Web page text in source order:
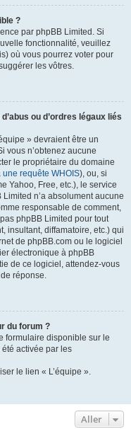
?
par phpBB Limited. Si
fonctionnalité, veuillez
où vous pourrez voter pour
les vôtres.
ou d’ordres légaux liés
» devraient être un
vous n’obtenez aucune
le propriétaire du domaine
une requête WHOIS), ou, si
Yahoo, Free, etc.), le service
n’a absolument aucune
responsable de comment,
phpBB Limited pour tout
insultant, diffamatoire, etc.) qui
de phpBB.com ou le logiciel
électronique à phpBB
de ce logiciel, attendez-vous
réponse.
du forum ?
formulaire disponible sur le
activée par les
le lien « L’équipe ».
Aller